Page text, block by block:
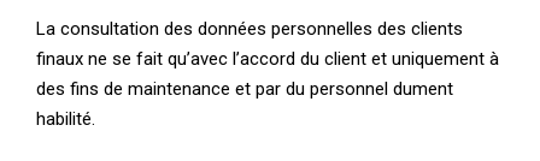
La consultation des données personnelles des clients
finaux ne se fait qu’avec l’accord du client et uniquement à
des fins de maintenance et par du personnel dument
habilité.